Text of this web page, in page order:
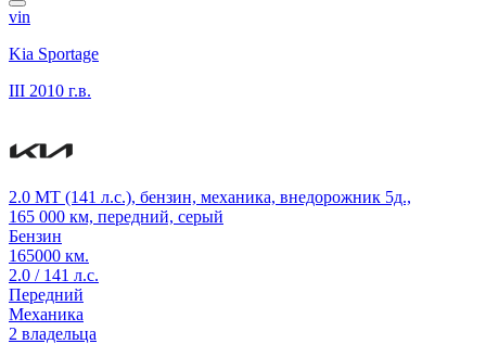
vin
Kia Sportage
III 2010 г.в.
2.0 MT (141 л.с.), бензин, механика, внедорожник 5д.,
165 000 км, передний, серый
Бензин
165000 км.
2.0 / 141 л.с.
Передний
Механика
2 владельца